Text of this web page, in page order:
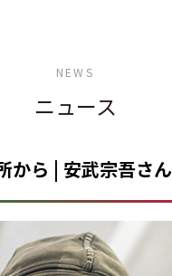
NEWS
ニュース
から | 安武宗吾さん